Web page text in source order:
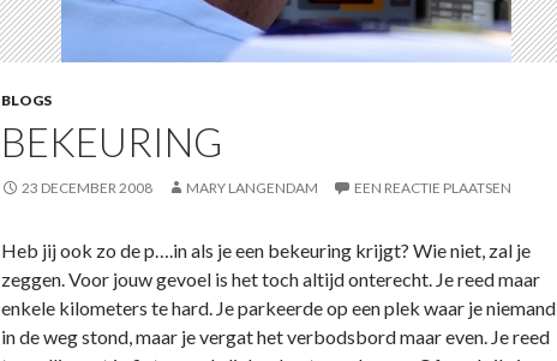
BLOGS
BEKEURING
23 DECEMBER 2008 MARY LANGENDAM EEN REACTIE PLAATSEN
Heb jij ook zo de p….in als je een bekeuring krijgt? Wie niet, zal je
zeggen. Voor jouw gevoel is het toch altijd onterecht. Je reed maar
enkele kilometers te hard. Je parkeerde op een plek waar je niemand
in de weg stond, maar je vergat het verbodsbord maar even. Je reed